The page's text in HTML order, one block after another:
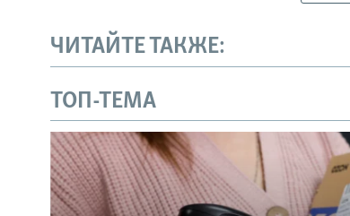
ЧИТАЙТЕ ТАКЖЕ:
ТОП-ТЕМА